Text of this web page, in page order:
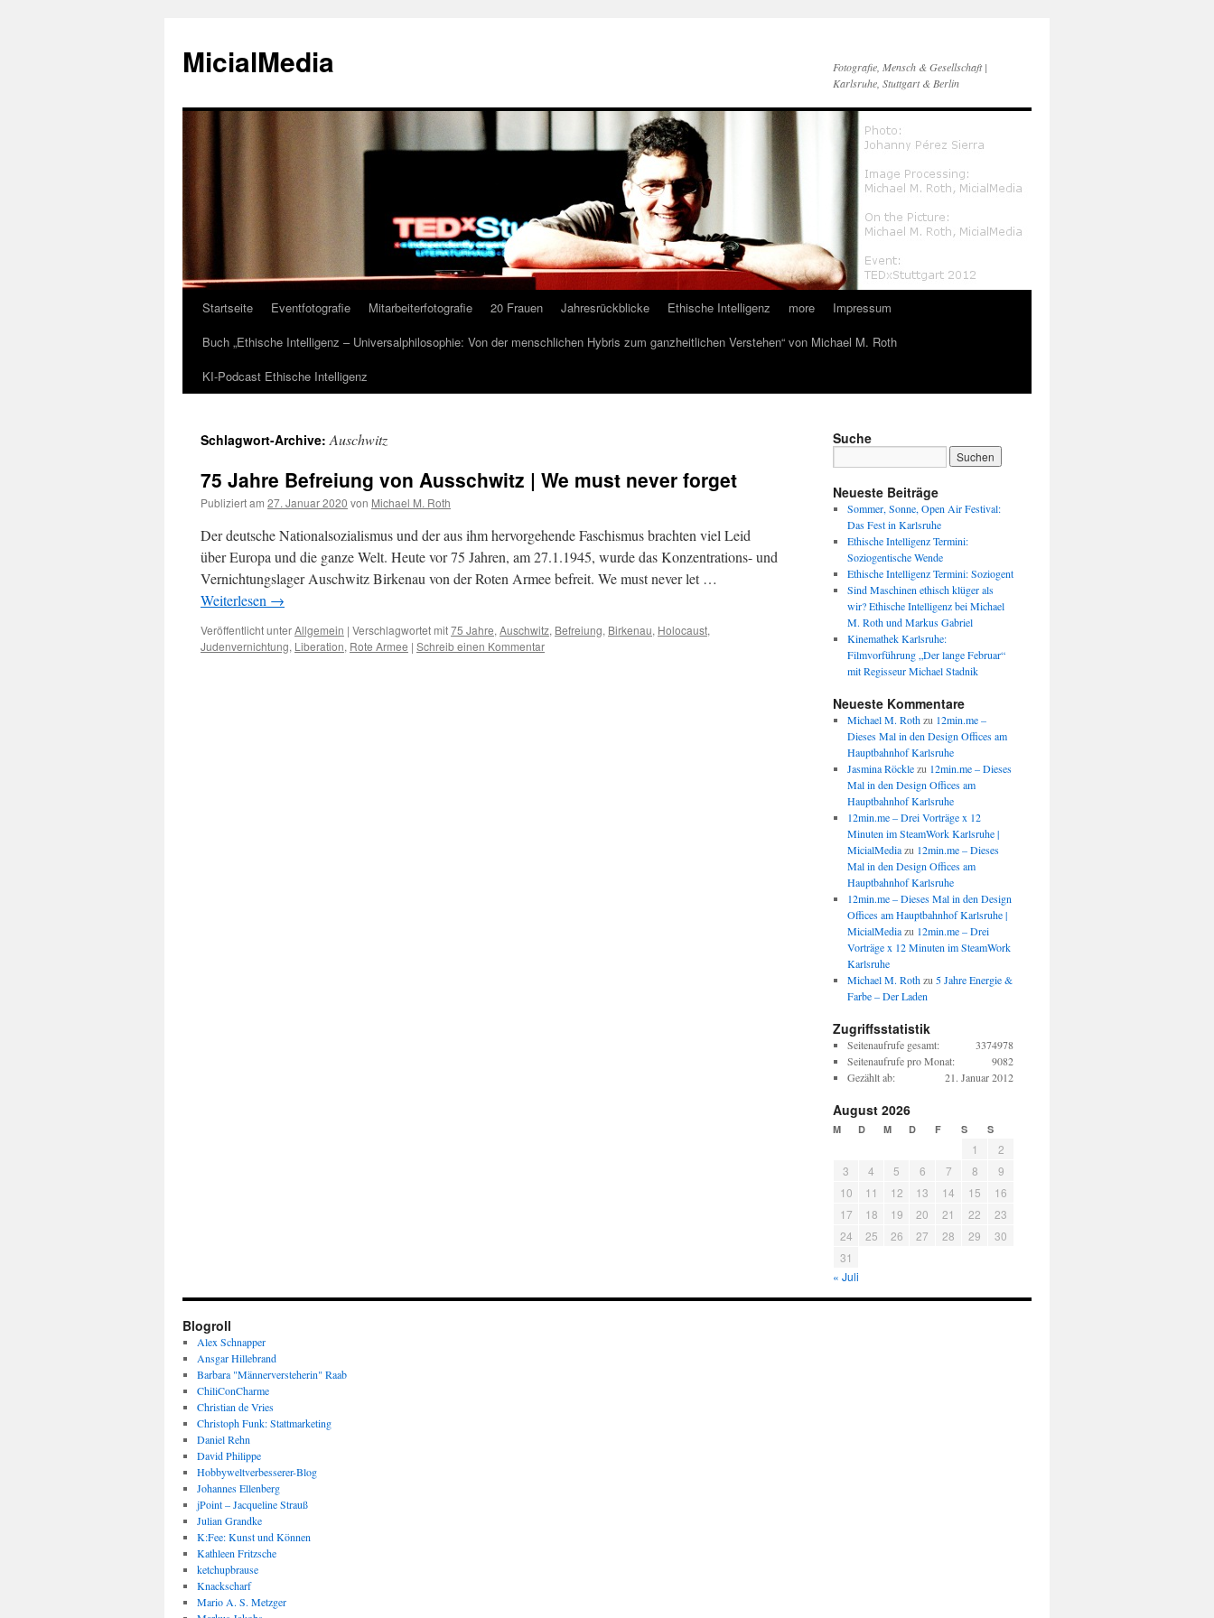
MicialMedia
Fotografie, Mensch & Gesellschaft |
Karlsruhe, Stuttgart & Berlin
Zum
Inhalt
springen
Startseite Eventfotografie Mitarbeiterfotografie 20 Frauen Jahresrückblicke Ethische Intelligenz more
Impressum
Buch „Ethische Intelligenz – Universalphilosophie: Von der menschlichen Hybris zum ganzheitlichen Verstehen“ von Michael M. Roth
KI-Podcast Ethische Intelligenz
Schlagwort-Archive:Auschwitz
75 Jahre Befreiung von Ausschwitz | We must never forget
Publiziert am 27. Januar 2020 von Michael M. Roth
Der deutsche Nationalsozialismus und der aus ihm hervorgehende Faschismus brachten viel Leid
über Europa und die ganze Welt. Heute vor 75 Jahren, am 27.1.1945, wurde das Konzentrations- und
Vernichtungslager Auschwitz Birkenau von der Roten Armee befreit. We must never let …
Weiterlesen →
Veröffentlicht unterAllgemein | Verschlagwortet mit75 Jahre, Auschwitz, Befreiung, Birkenau, Holocaust,
Judenvernichtung, Liberation, Rote Armee | Schreib einen Kommentar
Suche
Neueste Beiträge
Sommer, Sonne, Open Air Festival:
Das Fest in Karlsruhe
Ethische Intelligenz Termini:
Soziogentische Wende
Ethische Intelligenz Termini: Soziogent
Sind Maschinen ethisch klüger als
wir? Ethische Intelligenz bei Michael
M. Roth und Markus Gabriel
Kinemathek Karlsruhe:
Filmvorführung „Der lange Februar“
mit Regisseur Michael Stadnik
Neueste Kommentare
Michael M. Rothzu 12min.me –
Dieses Mal in den Design Offices am
Hauptbahnhof Karlsruhe
Jasmina Röcklezu 12min.me – Dieses
Mal in den Design Offices am
Hauptbahnhof Karlsruhe
12min.me – Drei Vorträge x 12
Minuten im SteamWork Karlsruhe |
MicialMediazu 12min.me – Dieses
Mal in den Design Offices am
Hauptbahnhof Karlsruhe
12min.me – Dieses Mal in den Design
Offices am Hauptbahnhof Karlsruhe |
MicialMediazu 12min.me – Drei
Vorträge x 12 Minuten im SteamWork
Karlsruhe
Michael M. Rothzu 5 Jahre Energie &
Farbe – Der Laden
Zugriffsstatistik
3374978
Seitenaufrufe gesamt:
9082
Seitenaufrufe pro Monat:
21. Januar 2012
Gezählt ab:
August 2026
M D M D F S S
1
2
3
4 5 6 7 8
9
10
11 12 13 14 15
16
17
18 19 20 21 22
23
24
25 26 27 28 29
30
31
« Juli
Blogroll
Alex Schnapper
Ansgar Hillebrand
Barbara "Männerversteherin" Raab
ChiliConCharme
Christian de Vries
Christoph Funk: Stattmarketing
Daniel Rehn
David Philippe
Hobbyweltverbesserer-Blog
Johannes Ellenberg
jPoint – Jacqueline Strauß
Julian Grandke
K:Fee: Kunst und Können
Kathleen Fritzsche
ketchupbrause
Knackscharf
Mario A. S. Metzger